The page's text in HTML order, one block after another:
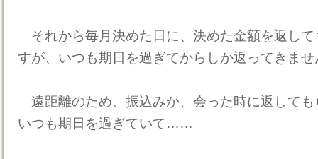
それから毎月決めた日に、決めた金額を返し
すが、いつも期日を過ぎてからしか返ってきませ
遠距離のため、振込みか、会った時に返して
いつも期日を過ぎていて……